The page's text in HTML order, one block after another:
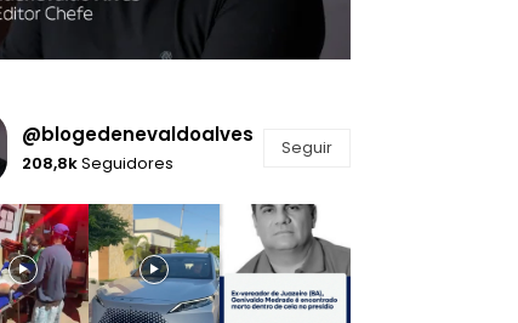
@blogedenevaldoalves
208,8kSeguidores
Seguir